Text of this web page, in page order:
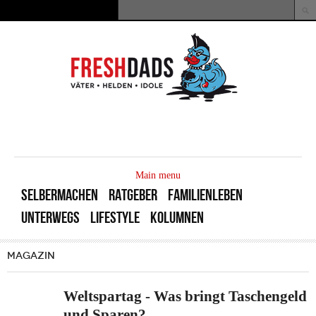
Suchformular
Main menu
SELBERMACHEN RATGEBER
FAMILIENLEBEN
UNTERWEGS
LIFESTYLE KOLUMNEN
MAGAZIN
Weltspartag - Was bringt Taschengeld